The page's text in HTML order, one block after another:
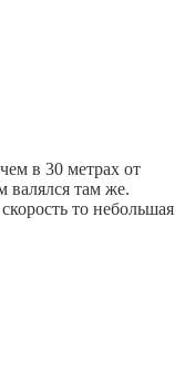
в 30 метрах от
валялся там же.
то небольшая